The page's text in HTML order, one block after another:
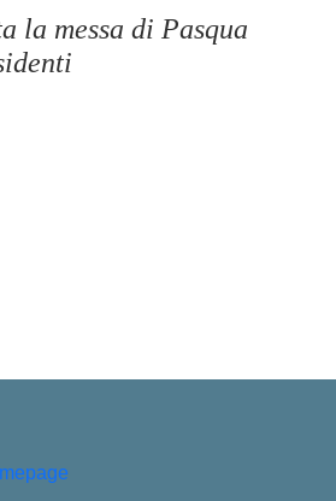
la messa di Pasqua